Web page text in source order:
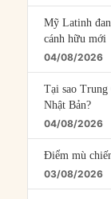
Mỹ Latinh
cánh hữu mới
04/08/2026
Tại sao
Nhật Bản?
04/08/2026
Điểm mù
03/08/2026